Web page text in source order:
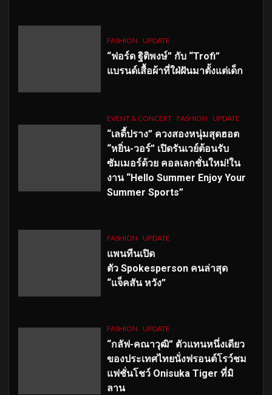
FASHION UPDATE
“ฟอร์ด ฐิติพงษ์” กับ “Trofi”
แบรนด์เสื้อผ้าที่ใฝ่ฝันมาตั้งแต่เด็ก
EVENT & CONCERT FASHION UPDATE
“เลดี้ปราง” ควงสองหนุ่มสุดฮอต
“หยิ่น-วอร์” เปิดรันเวย์ต้อนรับ
ซัมเมอร์ด้วย คอลเลกชั่นใหม่!ใน
งาน “Hello Summer Enjoy Your
Summer Sports”
FASHION UPDATE
แพนทีนเปิด
ตัว Spokesperson คนล่าสุด
“แจ็คสัน หวัง”
FASHION UPDATE
“กลัฟ-คณาวุฒิ” ตัวแทนหนึ่งเดียว
ของประเทศไทยนั่งฟรอนต์โรว์ชม
แฟชั่นโชว์ Onisuka Tiger ที่มิ
ลาน